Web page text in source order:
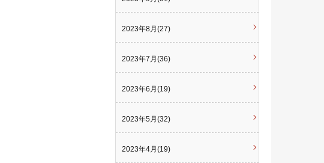
2023年8月(27)
2023年7月(36)
2023年6月(19)
2023年5月(32)
2023年4月(19)